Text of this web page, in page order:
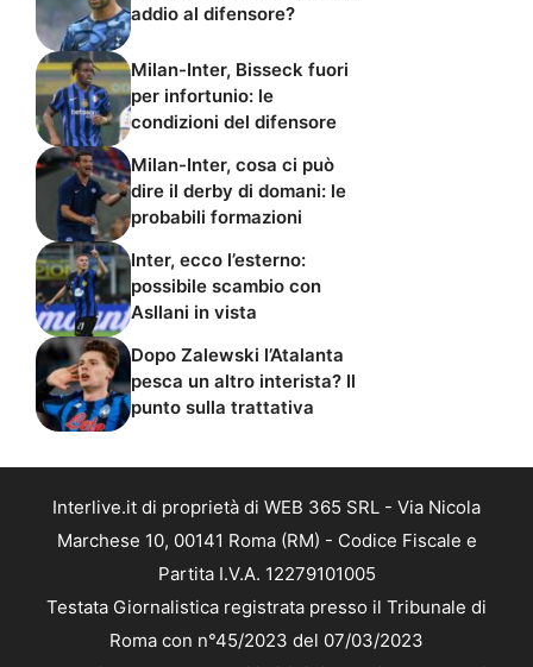
addio al difensore?
Milan-Inter, Bisseck fuori
per infortunio: le
condizioni del difensore
Milan-Inter, cosa ci può
dire il derby di domani: le
probabili formazioni
Inter, ecco l’esterno:
possibile scambio con
Asllani in vista
Dopo Zalewski l’Atalanta
pesca un altro interista? Il
punto sulla trattativa
Interlive.it di proprietà di WEB 365 SRL - Via Nicola
Marchese 10, 00141 Roma (RM) - Codice Fiscale e
Partita I.V.A. 12279101005
Testata Giornalistica registrata presso il Tribunale di
Roma con n°45/2023 del 07/03/2023